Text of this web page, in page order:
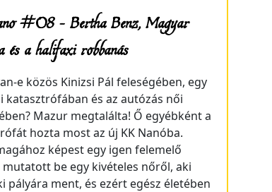
#08 – Bertha Benz, Magyar
és a halifaxi robbanás
e közös Kinizsi Pál feleségében, egy
katasztrófában és az autózás női
Mazur megtalálta! Ő egyébként a
hozta most az új KK Nanóba.
képest egy igen felemelő
be egy kivételes nőről, aki
pályára ment, és ezért egész életében